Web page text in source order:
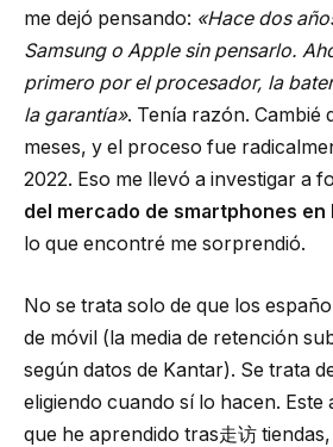
me dejó pensando: «Hace dos
Samsung o Apple sin pensarlo.
primero por el procesador, la
la garantía». Tenía razón. Cambié
meses, y el proceso fue
2022. Eso me llevó a investigar a
del mercado de smartphones en
lo que encontré me sorprendió.
No se trata solo de que los
de móvil (la media de retención
según datos de Kantar). Se trata
eligiendo cuando sí lo hacen.
que he aprendido tras走访